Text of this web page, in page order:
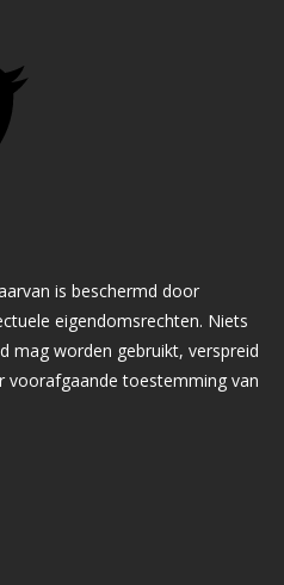
is beschermd door
eigendomsrechten. Niets
mag worden gebruikt, verspreid
voorafgaande toestemming van